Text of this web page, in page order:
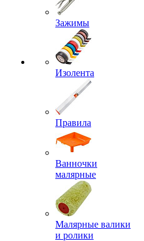
Зажимы
Изолента
Правила
Ванночки
малярные
Малярные валики
и ролики